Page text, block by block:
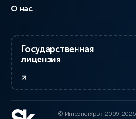
О нас
Государственная
лицензия
© ИнтернетУрок, 2009-2026